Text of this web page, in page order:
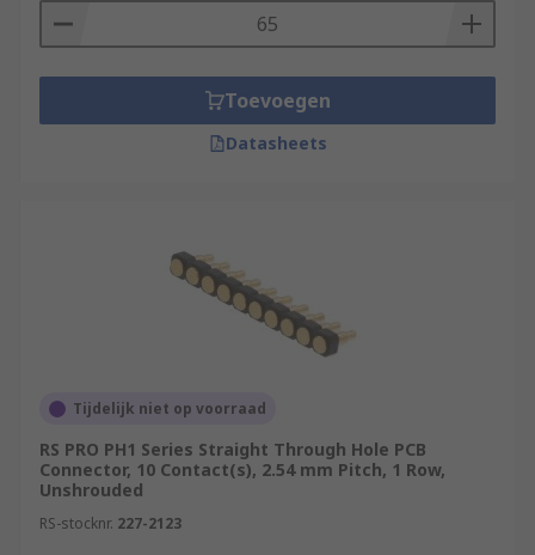
Toevoegen
Datasheets
Tijdelijk niet op voorraad
RS PRO PH1 Series Straight Through Hole PCB
Connector, 10 Contact(s), 2.54 mm Pitch, 1 Row,
Unshrouded
RS-stocknr. 227-2123